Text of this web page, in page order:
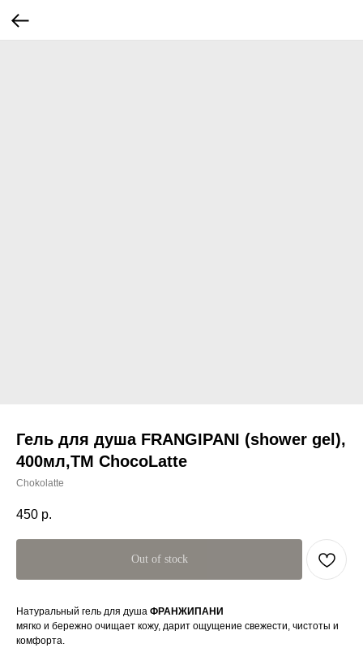
Гель для душа FRANGIPANI (shower gel),
400мл,TM ChocoLatte
Chokolatte
450 р.
Out of stock
Натуральный гель для душа ФРАНЖИПАНИ
мягко и бережно очищает кожу, дарит ощущение свежести, чистоты и
комфорта.